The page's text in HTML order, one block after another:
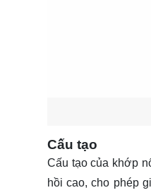
Cấu tạo
Cấu tạo của khớp
hồi cao, cho phép